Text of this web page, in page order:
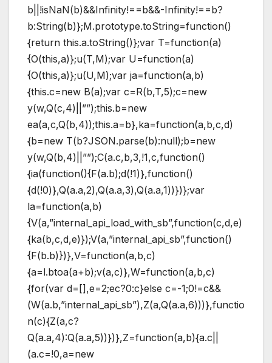
b||!isNaN(b)&&Infinity!==b&&-Infinity!==b?
b:String(b)};M.prototype.toString=function()
{return this.a.toString()};var T=function(a)
{O(this,a)};u(T,M);var U=function(a)
{O(this,a)};u(U,M);var ja=function(a,b)
{this.c=new B(a);var c=R(b,T,5);c=new
y(w,Q(c,4)||””);this.b=new
ea(a,c,Q(b,4));this.a=b},ka=function(a,b,c,d)
{b=new T(b?JSON.parse(b):null);b=new
y(w,Q(b,4)||””);C(a.c,b,3,!1,c,function()
{ia(function(){F(a.b);d(!1)},function()
{d(!0)},Q(a.a,2),Q(a.a,3),Q(a.a,1))})};var
la=function(a,b)
{V(a,”internal_api_load_with_sb”,function(c,d,e)
{ka(b,c,d,e)});V(a,”internal_api_sb”,function()
{F(b.b)})},V=function(a,b,c)
{a=l.btoa(a+b);v(a,c)},W=function(a,b,c)
{for(var d=[],e=2;ec?0:c}else c=-1;0!=c&&
(W(a.b,”internal_api_sb”),Z(a,Q(a.a,6)))},functio
n(c){Z(a,c?
Q(a.a,4):Q(a.a,5))})},Z=function(a,b){a.c||
(a.c=!0,a=new